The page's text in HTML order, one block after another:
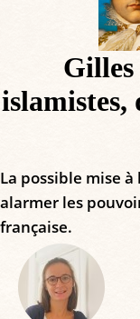
islamistes,
La possible mise
alarmer les
française.